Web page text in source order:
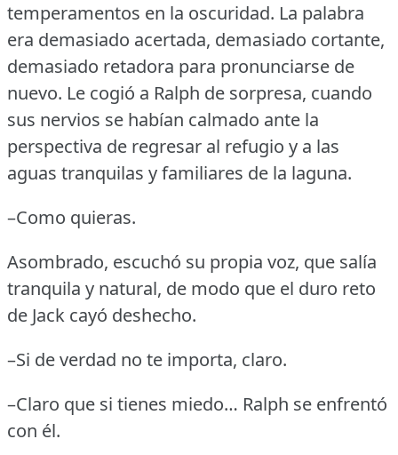
temperamentos en la oscuridad. La palabra
era demasiado acertada, demasiado cortante,
demasiado retadora para pronunciarse de
nuevo. Le cogió a Ralph de sorpresa, cuando
sus nervios se habían calmado ante la
perspectiva de regresar al refugio y a las
aguas tranquilas y familiares de la laguna.
–Como quieras.
Asombrado, escuchó su propia voz, que salía
tranquila y natural, de modo que el duro reto
de Jack cayó deshecho.
–Si de verdad no te importa, claro.
–Claro que si tienes miedo… Ralph se enfrentó
con él.